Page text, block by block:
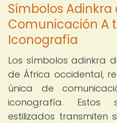
Símbolos Adinkra
Comunicación A
Iconografía
Los símbolos adinkra
de África occidental,
única de
iconografía. Estos
estilizados transmiten